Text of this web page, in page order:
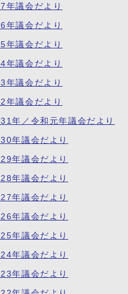
年議会だより
年議会だより
年議会だより
年議会だより
年議会だより
年議会だより
年／令和元年議会だより
年議会だより
年議会だより
年議会だより
年議会だより
年議会だより
年議会だより
年議会だより
年議会だより